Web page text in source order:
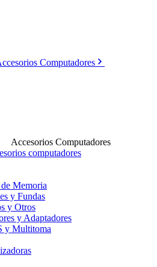
Computadores
Accesorios Computadores
computadores
Memoria
y Fundas
y Otros
y Adaptadores
y Multitoma